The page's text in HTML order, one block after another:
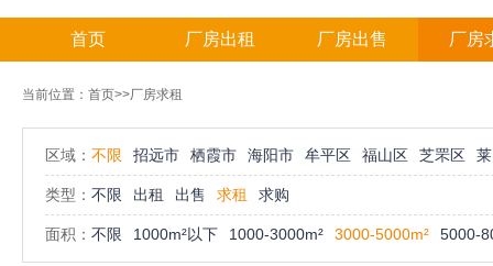
首页 厂房出租 厂房出售 厂房
当前位置： 首页>>厂房求租
区域： 不限 招远市 栖霞市 海阳市 牟平区 福山区 芝罘区
类型： 不限 出租 出售 求租 求购
面积： 不限 1000m²以下 1000-3000m² 3000-5000m² 5000-